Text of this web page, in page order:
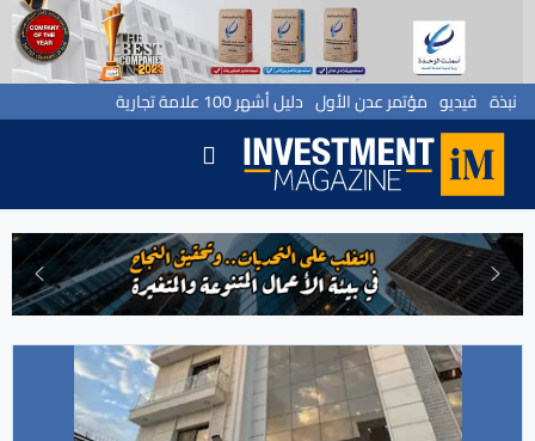
نبذة فيديو مؤتمر عدن الأول دليل أشهر 100 علامة تجارية